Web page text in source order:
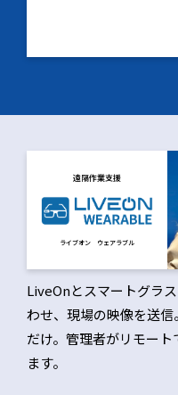
遠隔作業支援
ライブオン ウェアラブル
LiveOnとスマートグラ
わせ、現場の映像を送
だけ。管理者がリモー
ます。